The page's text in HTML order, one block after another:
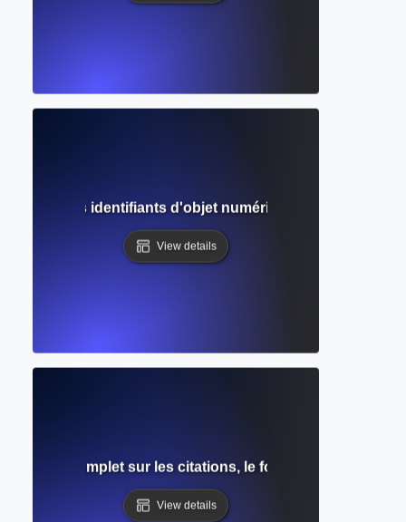
les identifiants d'objet numérique dans les
View details
? Guide complet sur les citations, le formatage et
View details